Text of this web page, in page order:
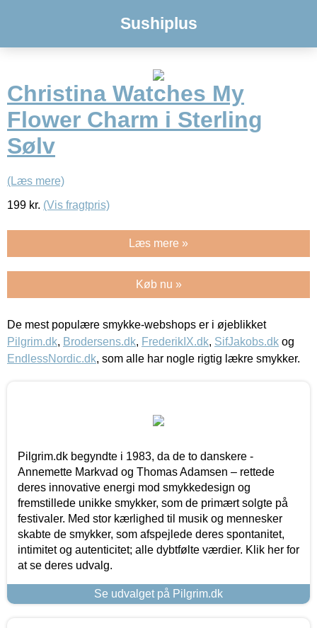
Sushiplus
Christina Watches My
Flower Charm i Sterling
Sølv
(Læs mere)
199 kr. (Vis fragtpris)
Læs mere »
Køb nu »
De mest populære smykke-webshops er i øjeblikket
Pilgrim.dk, Brodersens.dk, FrederikIX.dk, SifJakobs.dk og
EndlessNordic.dk, som alle har nogle rigtig lækre smykker.
Pilgrim.dk begyndte i 1983, da de to danskere -
Annemette Markvad og Thomas Adamsen – rettede
deres innovative energi mod smykkedesign og
fremstillede unikke smykker, som de primært solgte på
festivaler. Med stor kærlighed til musik og mennesker
skabte de smykker, som afspejlede deres spontanitet,
intimitet og autenticitet; alle dybtfølte værdier. Klik her for
at se deres udvalg.
Se udvalget på Pilgrim.dk